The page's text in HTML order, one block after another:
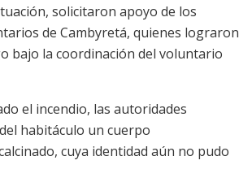
solicitaron apoyo de los
de Cambyretá, quienes lograron
bajo la coordinación del voluntario
el incendio, las autoridades
habitáculo un cuerpo
cuya identidad aún no pudo